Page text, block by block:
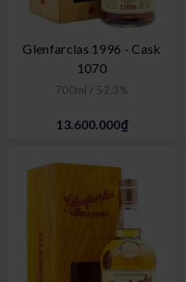
Glenfarclas 1996 - Cask
1070
700ml / 52,3%
13.600.000₫